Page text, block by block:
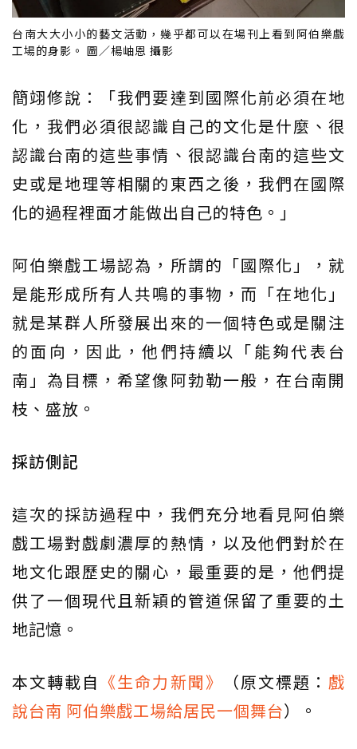
台南大大小小的藝文活動，幾乎都可以在場刊上看到阿伯樂戲
工場的身影。 圖／楊岫恩 攝影
簡翊修說：「我們要達到國際化前必須在地
化，我們必須很認識自己的文化是什麼、很
認識台南的這些事情、很認識台南的這些文
史或是地理等相關的東西之後，我們在國際
化的過程裡面才能做出自己的特色。」
阿伯樂戲工場認為，所謂的「國際化」，就
是能形成所有人共鳴的事物，而「在地化」
就是某群人所發展出來的一個特色或是關注
的面向，因此，他們持續以「能夠代表台
南」為目標，希望像阿勃勒一般，在台南開
枝、盛放。
採訪側記
這次的採訪過程中，我們充分地看見阿伯樂
戲工場對戲劇濃厚的熱情，以及他們對於在
地文化跟歷史的關心，最重要的是，他們提
供了一個現代且新穎的管道保留了重要的土
地記憶。
本文轉載自 《生命力新聞》 （原文標題： 戲
說台南 阿伯樂戲工場給居民一個舞台）。